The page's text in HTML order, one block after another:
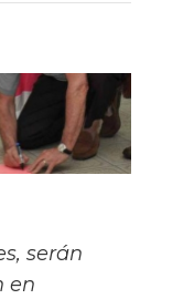
serán
en